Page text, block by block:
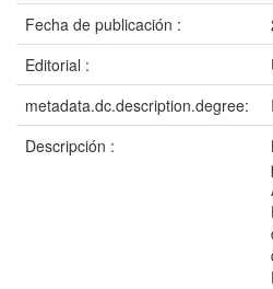
Fecha de publicación :
Editorial :
metadata.dc.description.degree:
Descripción :